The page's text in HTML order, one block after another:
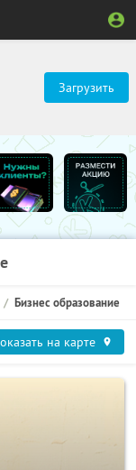
Загрузить
Бизнес образование
на карте